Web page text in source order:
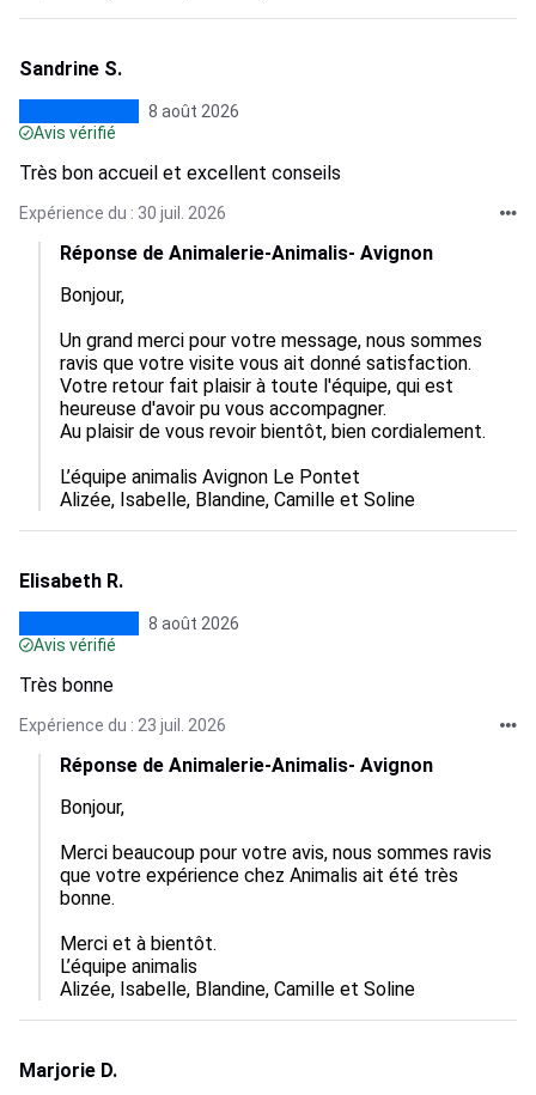
Sandrine S.
8 août 2026
Avis vérifié
Très bon accueil et excellent conseils
Expérience du : 30 juil. 2026
Réponse de Animalerie-Animalis- Avignon
Bonjour,
Un grand merci pour votre message, nous sommes
ravis que votre visite vous ait donné satisfaction.
Votre retour fait plaisir à toute l'équipe, qui est
heureuse d'avoir pu vous accompagner.
Au plaisir de vous revoir bientôt, bien cordialement.
L’équipe animalis Avignon Le Pontet
Alizée, Isabelle, Blandine, Camille et Soline
Elisabeth R.
8 août 2026
Avis vérifié
Très bonne
Expérience du : 23 juil. 2026
Réponse de Animalerie-Animalis- Avignon
Bonjour,
Merci beaucoup pour votre avis, nous sommes ravis
que votre expérience chez Animalis ait été très
bonne.
Merci et à bientôt.
L’équipe animalis
Alizée, Isabelle, Blandine, Camille et Soline
Marjorie D.